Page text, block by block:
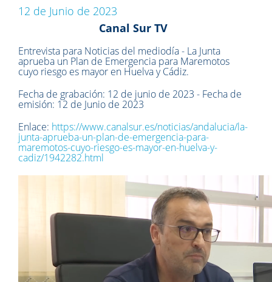
12 de Junio de 2023
Canal Sur TV
Entrevista para Noticias del mediodía - La Junta
aprueba un Plan de Emergencia para Maremotos
cuyo riesgo es mayor en Huelva y Cádiz.
Fecha de grabación: 12 de junio de 2023 - Fecha de
emisión: 12 de Junio de 2023
Enlace: https://www.canalsur.es/noticias/andalucia/la-
junta-aprueba-un-plan-de-emergencia-para-
maremotos-cuyo-riesgo-es-mayor-en-huelva-y-
cadiz/1942282.html